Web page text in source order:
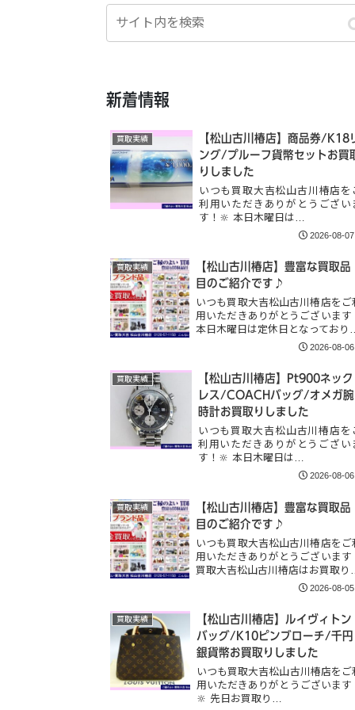
新着情報
買取実績
【松山古川椿店】商品券/K18
ング/プルーフ貨幣セットお買
りしました
いつも買取大吉松山古川椿店を
利用いただきありがとうござい
す！🔆 本日木曜日は…
2026-08-07
買取実績
【松山古川椿店】豊富な買取品
目のご紹介です♪
いつも買取大吉松山古川椿店をご
用いただきありがとうございます
本日木曜日は定休日となっており
2026-08-06
買取実績
【松山古川椿店】Pt900ネック
レス/COACHバッグ/オメガ腕
時計お買取りしました
いつも買取大吉松山古川椿店を
利用いただきありがとうござい
す！🔆 本日木曜日は…
2026-08-06
買取実績
【松山古川椿店】豊富な買取品
目のご紹介です♪
いつも買取大吉松山古川椿店をご
用いただきありがとうございます
買取大吉松山古川椿店はお買取り…
2026-08-05
買取実績
【松山古川椿店】ルイヴィトン
バッグ/K10ピンブローチ/千円
銀貨幣お買取りしました
いつも買取大吉松山古川椿店をご
用いただきありがとうございます
🔆 先日お買取り…